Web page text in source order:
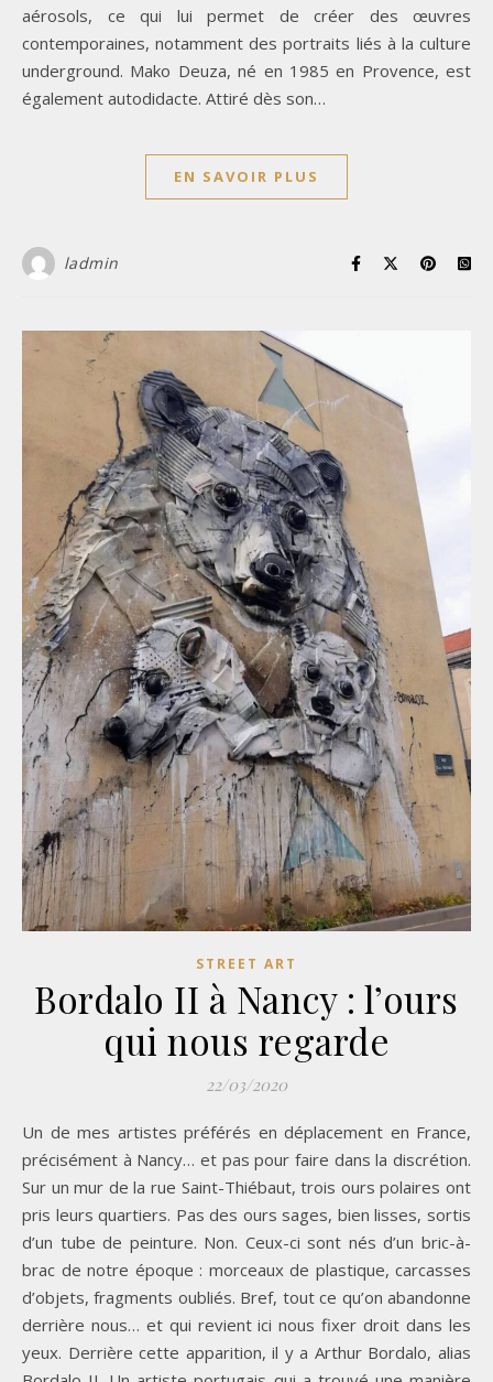
aérosols, ce qui lui permet de créer des œuvres
contemporaines, notamment des portraits liés à la culture
underground. Mako Deuza, né en 1985 en Provence, est
également autodidacte. Attiré dès son…
EN SAVOIR PLUS
ladmin
STREET ART
Bordalo II à Nancy : l’ours
qui nous regarde
22/03/2020
Un de mes artistes préférés en déplacement en France,
précisément à Nancy… et pas pour faire dans la discrétion.
Sur un mur de la rue Saint-Thiébaut, trois ours polaires ont
pris leurs quartiers. Pas des ours sages, bien lisses, sortis
d’un tube de peinture. Non. Ceux-ci sont nés d’un bric-à-
brac de notre époque : morceaux de plastique, carcasses
d’objets, fragments oubliés. Bref, tout ce qu’on abandonne
derrière nous… et qui revient ici nous fixer droit dans les
yeux. Derrière cette apparition, il y a Arthur Bordalo, alias